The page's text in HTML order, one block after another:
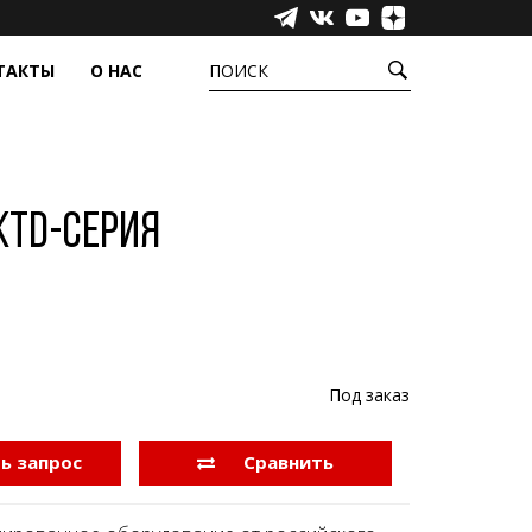
О НАС ПОИСК
моноблоки и медиаустройства
серия
Под заказ
запрос Сравнить